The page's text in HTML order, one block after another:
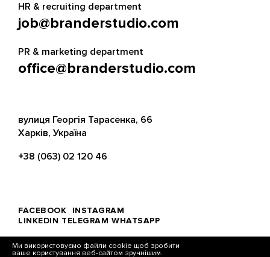
Ми використовуємо файли cookie щоб зробити
ваше користування веб-сайтом зручнішим.
HR & recruiting department
job@branderstudio.com
PR & marketing department
office@branderstudio.com
вулиця Георгія Тарасенка, 66
Харків, Україна
+38 (063) 02 120 46
FACEBOOK
INSTAGRAM
LINKEDIN TELEGRAM WHATSAPP